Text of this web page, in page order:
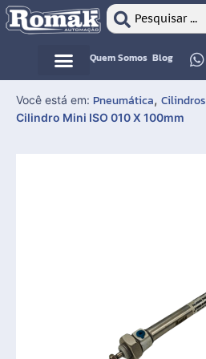
Quem Somos Blog
Você está em: Pneumática, Cilindros
Cilindro Mini ISO 010 X 100mm